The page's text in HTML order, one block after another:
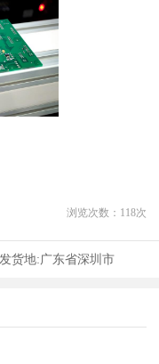
浏览次数： 118次
发货地:广东省深圳市